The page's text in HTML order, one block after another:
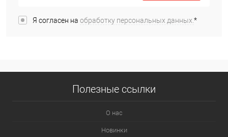
небольшой вес предметов, которые вы будете нести;
скорость и простота в установке снаряжения, легкость
Я согласен на обработку персональных данных.*
Полезные ссылки
О нас
Новинки